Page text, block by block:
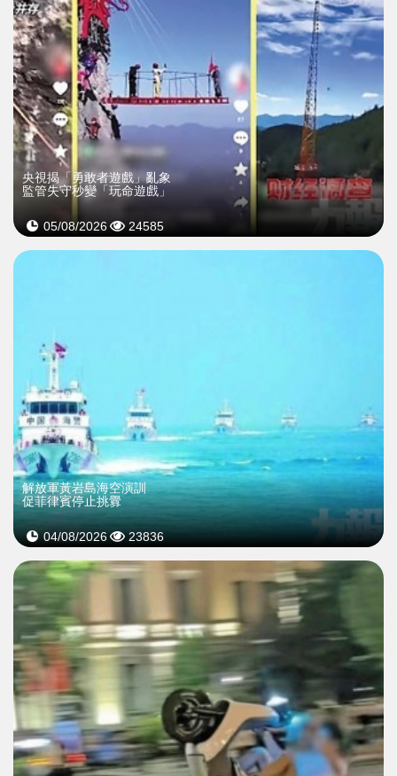
央視揭「勇敢者遊戲」亂象
監管失守秒變「玩命遊戲」
05/08/2026 24585
解放軍黃岩島海空演訓
促菲律賓停止挑釁
04/08/2026 23836